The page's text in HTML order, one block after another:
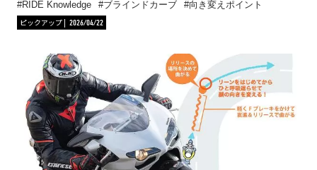
RIDE Knowledge ブラインドカーブ
向き変えポイント
ピックアップ
2026/04/22